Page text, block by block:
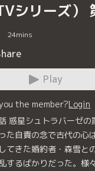
シリーズ）
24mins
Play
the member?Login
惑星シュトラバーゼ
た自責の念で古代の心
てきた婚約者・森雪と
するばかりだった。様